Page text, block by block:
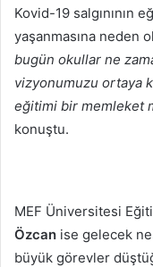
Kovid-19 salgınının
yaşanmasına neden
bugün okullar ne
vizyonumuzu ortaya
eğitimi bir memleket
konuştu.
MEF Üniversitesi
Özcan ise gelecek
büyük görevler